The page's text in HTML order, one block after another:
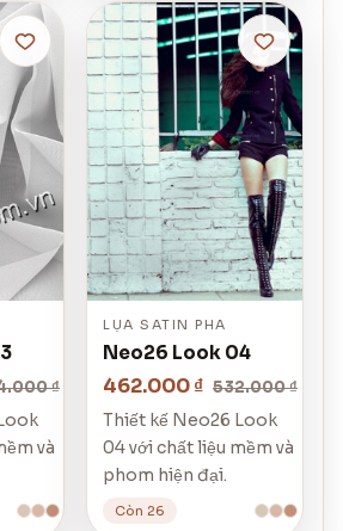
₫
và
LỤA SATIN PHA
Neo26 Look 04
462.000 ₫ 532.000 ₫
Thiết kế Neo26 Look
04 với chất liệu mềm và
phom hiện đại.
Còn 26